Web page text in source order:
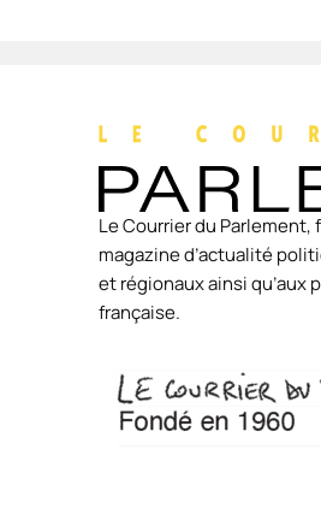
Le Courrier du Parlement,
magazine d’actualité
et régionaux ainsi qu’aux
française.